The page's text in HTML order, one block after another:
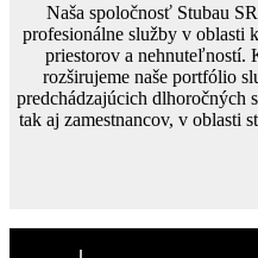
Naša spoločnosť Stubau
profesionálne služby v oblasti
priestorov a nehnuteľností.
rozširujeme naše portfólio
predchádzajúcich dlhoročných
tak aj zamestnancov, v oblasti